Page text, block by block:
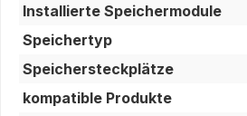
Installierte Speichermodule
Speichertyp
Speichersteckplätze
kompatible Produkte